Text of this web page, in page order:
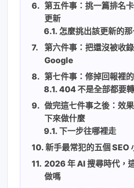
第五件事：挑一篇排名
更新
怎麼挑出該更新的
第六件事：把還沒被收
Google
第七件事：修掉回報裡
404 不是全部都要
做完這七件事之後：效
下來做什麼
下一步往哪裡走
新手最常犯的五個 SEO
2026 年 AI 搜尋時代，
做嗎